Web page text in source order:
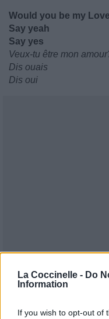
La Coccinelle - Do
Information
If you wish to opt-out of
Would you be my Love
Say yeah
Say yes
Veux-tu être mon
Dis ouais
Dis oui